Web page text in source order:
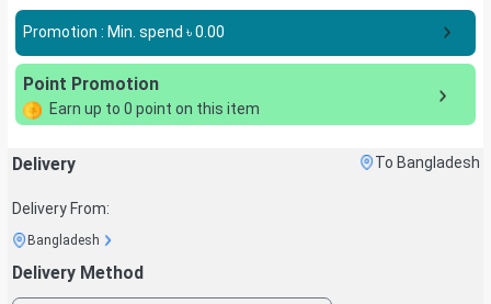
Promotion : Min. spend ৳0.00
Point Promotion
Earn up to 0 point on this item
Delivery To Bangladesh
Delivery From:
Bangladesh
Delivery Method